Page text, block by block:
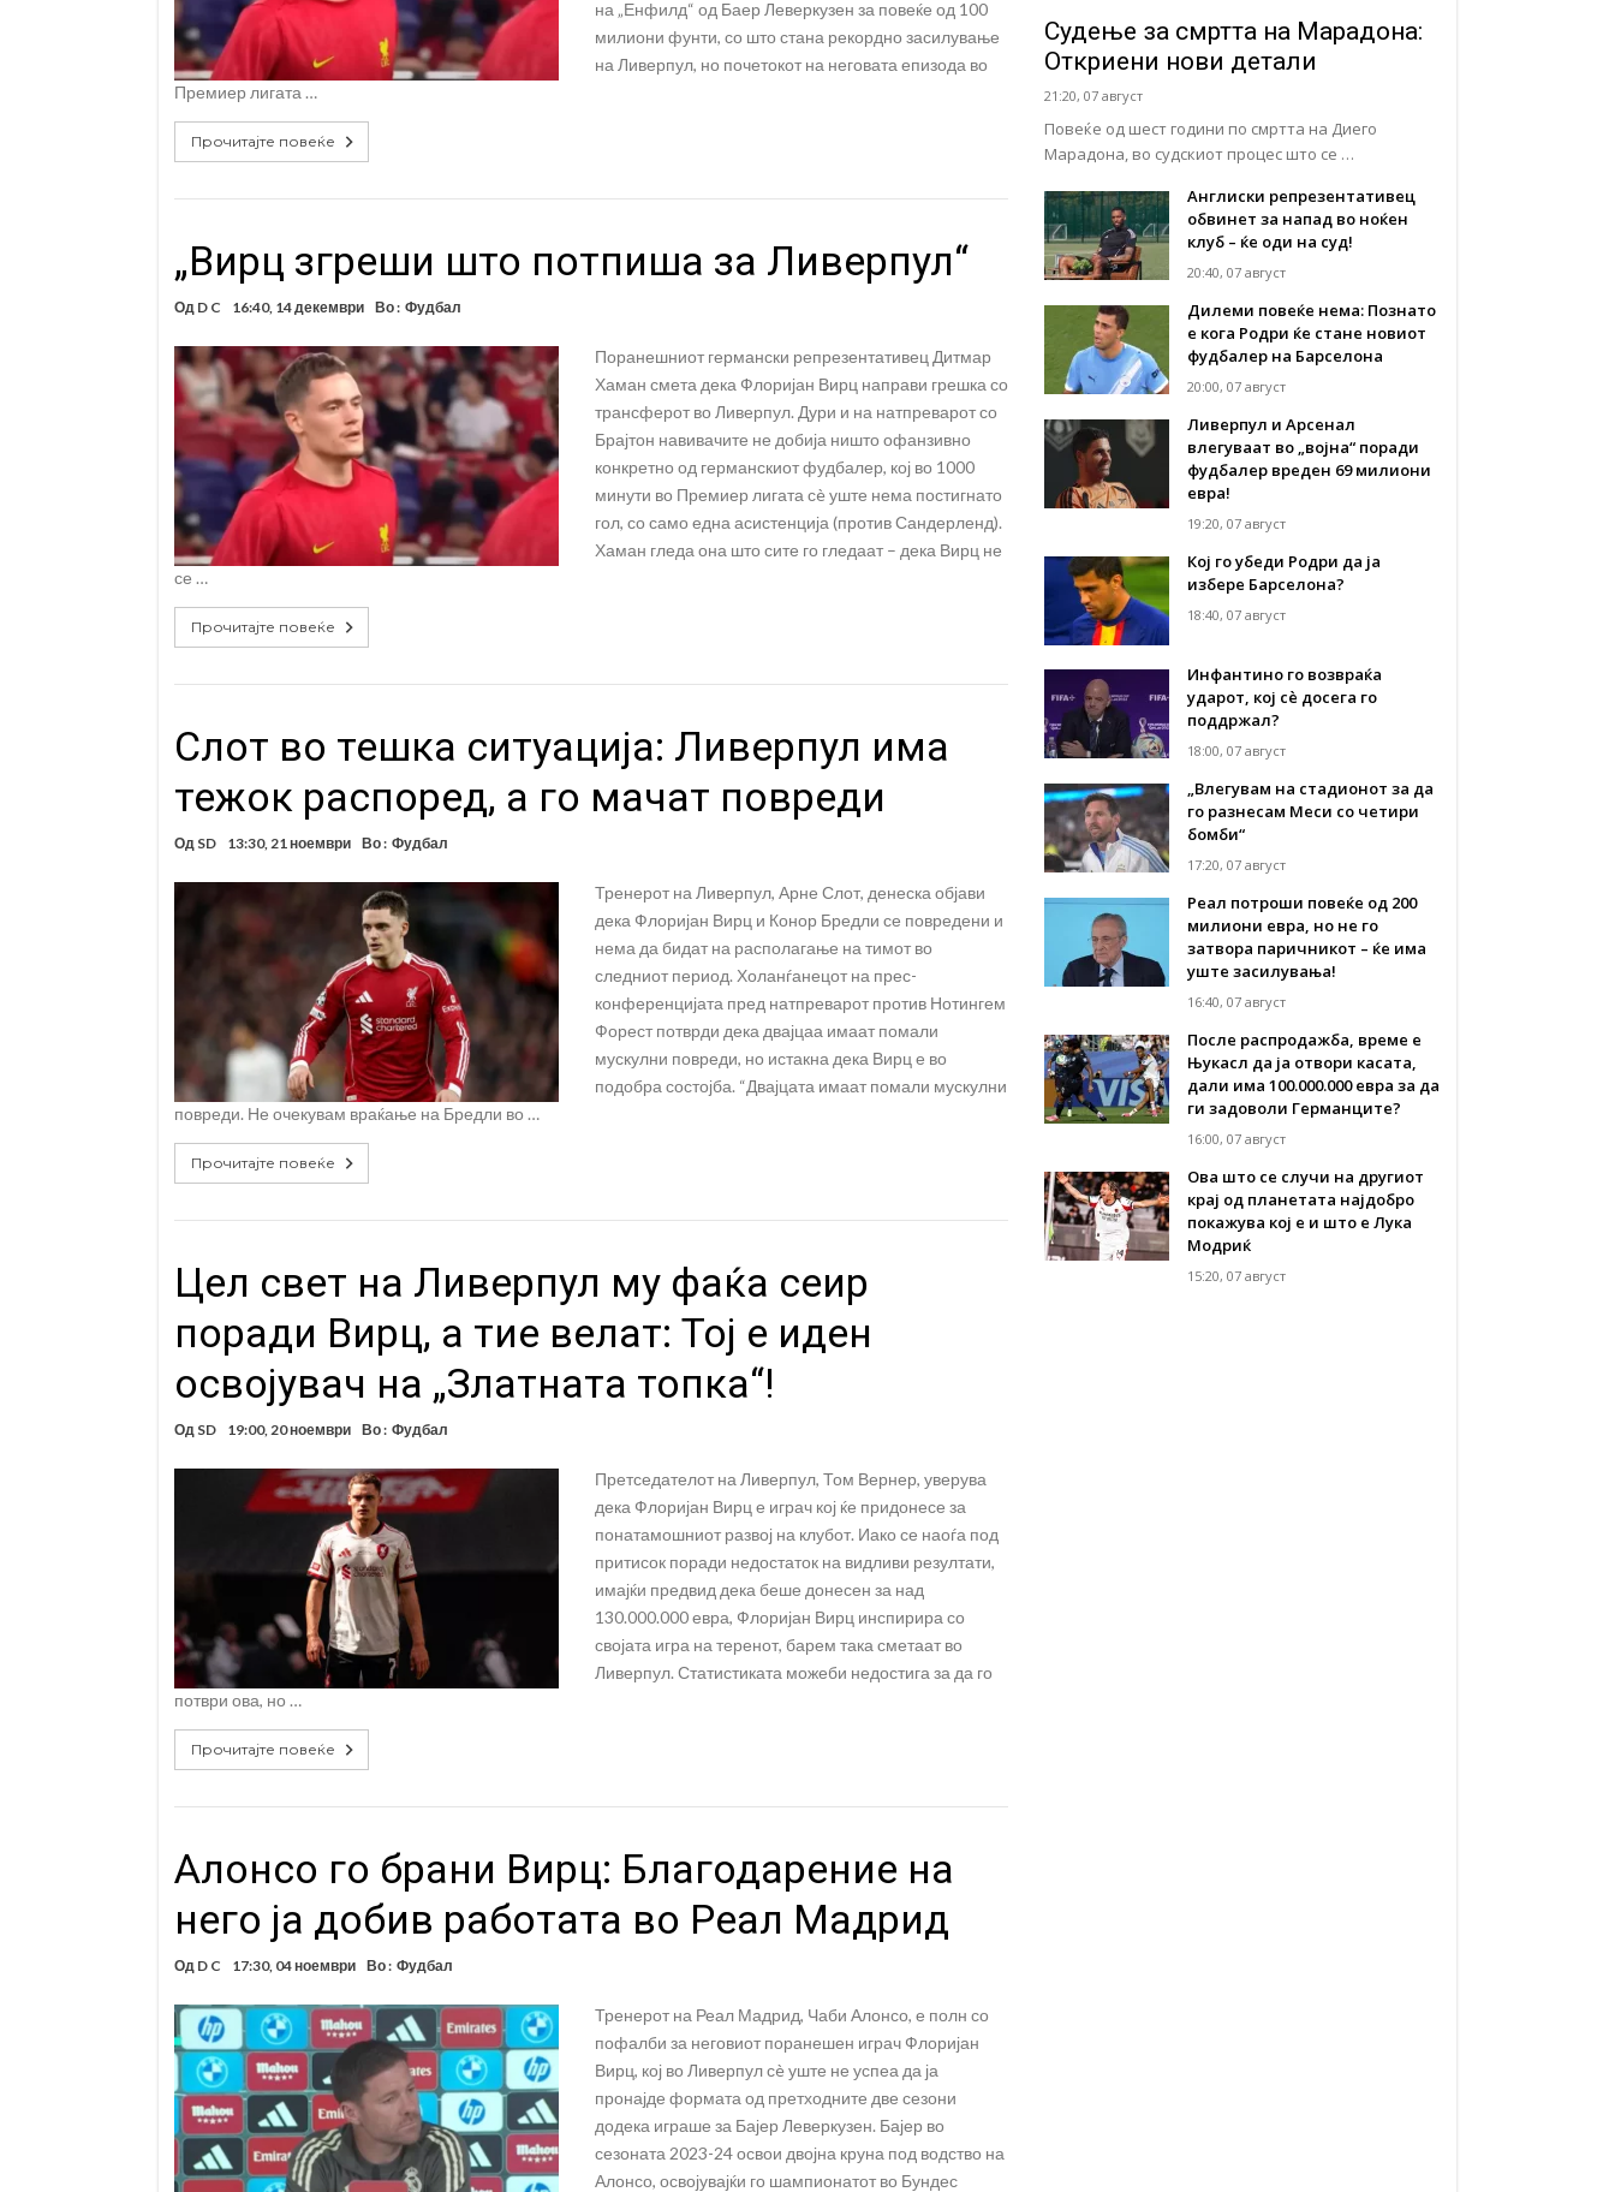
на „Енфилд“ од Баер Леверкузен за повеќе од 100
милиони фунти, со што стана рекордно засилување
на Ливерпул, но почетокот на неговата епизода во
Премиер лигата …
Прочитајте повеќе
„Вирц згреши што потпиша за Ливерпул“
Од D C 16:40, 14 декември Во : Фудбал
Поранешниот германски репрезентативец Дитмар
Хаман смета дека Флоријан Вирц направи грешка со
трансферот во Ливерпул. Дури и на натпреварот со
Брајтон навивачите не добија ништо офанзивно
конкретно од германскиот фудбалер, кој во 1000
минути во Премиер лигата сè уште нема постигнато
гол, со само една асистенција (против Сандерленд).
Хаман гледа она што сите го гледаат – дека Вирц не
се …
Прочитајте повеќе
Слот во тешка ситуација: Ливерпул има
тежок распоред, а го мачат повреди
Од SD 13:30, 21 ноември Во : Фудбал
Тренерот на Ливерпул, Арне Слот, денеска објави
дека Флоријан Вирц и Конор Бредли се повредени и
нема да бидат на располагање на тимот во
следниот период. Холанѓанецот на прес-
конференцијата пред натпреварот против Нотингем
Форест потврди дека двајцаа имаат помали
мускулни повреди, но истакна дека Вирц е во
подобра состојба. “Двајцата имаат помали мускулни
повреди. Не очекувам враќање на Бредли во …
Прочитајте повеќе
Цел свет на Ливерпул му фаќа сеир
поради Вирц, а тие велат: Тој е иден
освојувач на „Златната топка“!
Од SD 19:00, 20 ноември Во : Фудбал
Претседателот на Ливерпул, Том Вернер, уверува
дека Флоријан Вирц е играч кој ќе придонесе за
понатамошниот развој на клубот. Иако се наоѓа под
притисок поради недостаток на видливи резултати,
имајќи предвид дека беше донесен за над
130.000.000 евра, Флоријан Вирц инспирира со
својата игра на теренот, барем така сметаат во
Ливерпул. Статистиката можеби недостига за да го
потври ова, но …
Прочитајте повеќе
Алонсо го брани Вирц: Благодарение на
него ја добив работата во Реал Мадрид
Од D C 17:30, 04 ноември Во : Фудбал
Тренерот на Реал Мадрид, Чаби Алонсо, е полн со
пофалби за неговиот поранешен играч Флоријан
Вирц, кој во Ливерпул сè уште не успеа да ја
пронајде формата од претходните две сезони
додека играше за Бајер Леверкузен. Бајер во
сезоната 2023-24 освои двојна круна под водство на
Алонсо, освојувајќи го шампионатот во Бундес
Судење за смртта на Марадона:
Откриени нови детали
21:20, 07 август
Повеќе од шест години по смртта на Диего
Марадона, во судскиот процес што се …
Англиски репрезентативец
обвинет за напад во ноќен
клуб – ќе оди на суд!
20:40, 07 август
Дилеми повеќе нема: Познато
е кога Родри ќе стане новиот
фудбалер на Барселона
20:00, 07 август
Ливерпул и Арсенал
влегуваат во „војна“ поради
фудбалер вреден 69 милиони
евра!
19:20, 07 август
Кој го убеди Родри да ја
избере Барселона?
18:40, 07 август
Инфантино го возвраќа
ударот, кој сè досега го
поддржал?
18:00, 07 август
„Влегувам на стадионот за да
го разнесам Меси со четири
бомби“
17:20, 07 август
Реал потроши повеќе од 200
милиони евра, но не го
затвора паричникот – ќе има
уште засилувања!
16:40, 07 август
После распродажба, време е
Њукасл да ја отвори касата,
дали има 100.000.000 евра за да
ги задоволи Германците?
16:00, 07 август
Ова што се случи на другиот
крај од планетата најдобро
покажува кој е и што е Лука
Модриќ
15:20, 07 август